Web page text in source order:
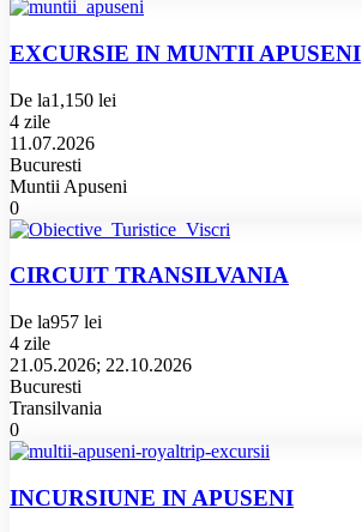
EXCURSIE IN MUNTII APUSENI
De la1,150 lei
4 zile
11.07.2026
Bucuresti
Muntii Apuseni
0
CIRCUIT TRANSILVANIA
De la957 lei
4 zile
21.05.2026; 22.10.2026
Bucuresti
Transilvania
0
INCURSIUNE IN APUSENI